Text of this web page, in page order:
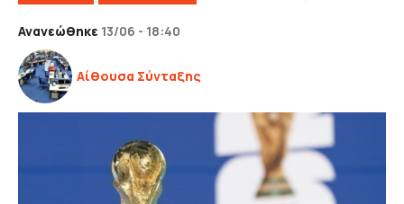
Ανανεώθηκε 13/06 - 18:40
Αίθουσα Σύνταξης